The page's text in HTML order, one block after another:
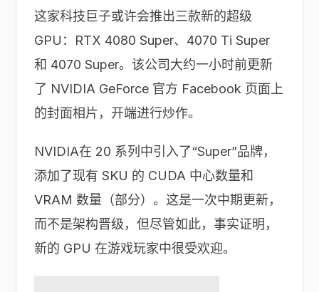
这家科技巨子或许会推出三款新的超级
GPU：RTX 4080 Super、4070 Ti Super
和 4070 Super。该公司大约一小时前更新
了 NVIDIA GeForce 官方 Facebook 页面上
的封面相片，开端进行炒作。
NVIDIA在 20 系列中引入了“Super”品牌，
添加了现有 SKU 的 CUDA 中心数量和
VRAM 数量（部分）。这是一次中期更新，
而不是架构晋级，但尽管如此，事实证明，
新的 GPU 在游戏玩家中很受欢迎。